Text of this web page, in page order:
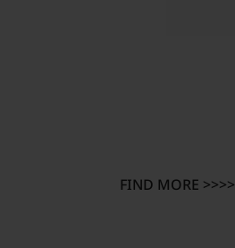
FIND MORE >>>>